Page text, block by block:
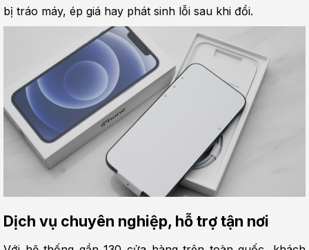
bị tráo máy, ép giá hay phát sinh lỗi sau khi đổi.
Dịch vụ chuyên nghiệp, hỗ trợ tận nơi